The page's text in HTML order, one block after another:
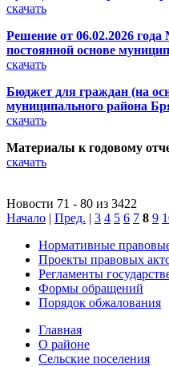
скачать
Решение от 06.02.2026
постоянной основе
скачать
Бюджет для граждан (на
муниципального района
скачать
Материалы к годовому
скачать
Новости 71 - 80 из 3422
Начало | Пред. | 3 4 5 6 7 8 9
Нормативные
Проекты правовых
Регламенты
Формы обращений
Порядок обжалования
Главная
О районе
Сельские поселения